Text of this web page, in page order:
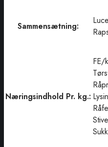
Sammensætning:
Næringsindhold Pr. kg.:
FE/